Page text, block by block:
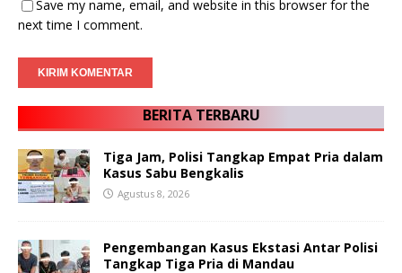
Save my name, email, and website in this browser for the
next time I comment.
BERITA TERBARU
Tiga Jam, Polisi Tangkap Empat Pria dalam
Kasus Sabu Bengkalis
Agustus 8, 2026
Pengembangan Kasus Ekstasi Antar Polisi
Tangkap Tiga Pria di Mandau